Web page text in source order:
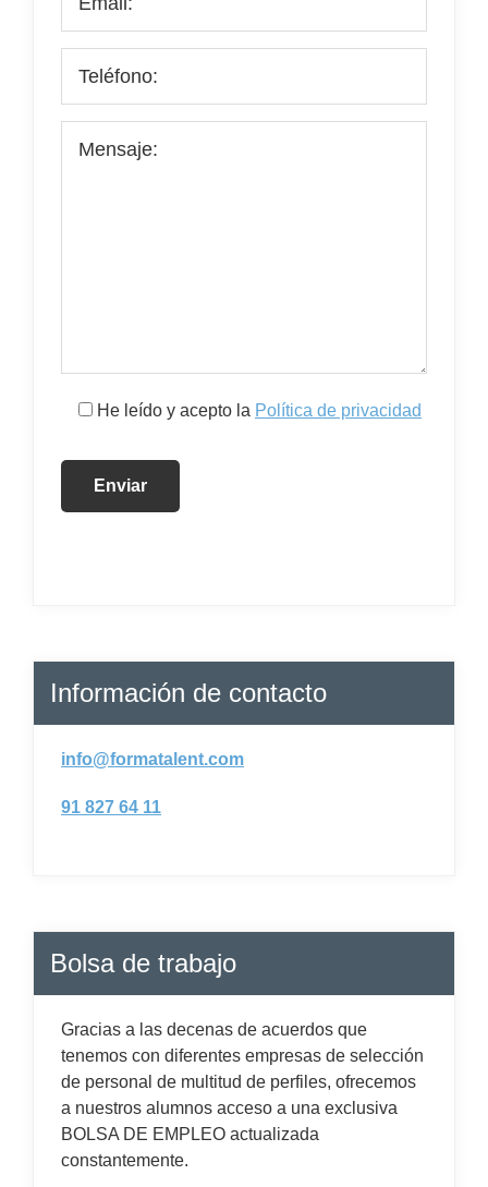
He leído y acepto la Política de privacidad
Información de contacto
info@formatalent.com
91 827 64 11
Bolsa de trabajo
Gracias a las decenas de acuerdos que
tenemos con diferentes empresas de selección
de personal de multitud de perfiles, ofrecemos
a nuestros alumnos acceso a una exclusiva
BOLSA DE EMPLEO actualizada
constantemente.